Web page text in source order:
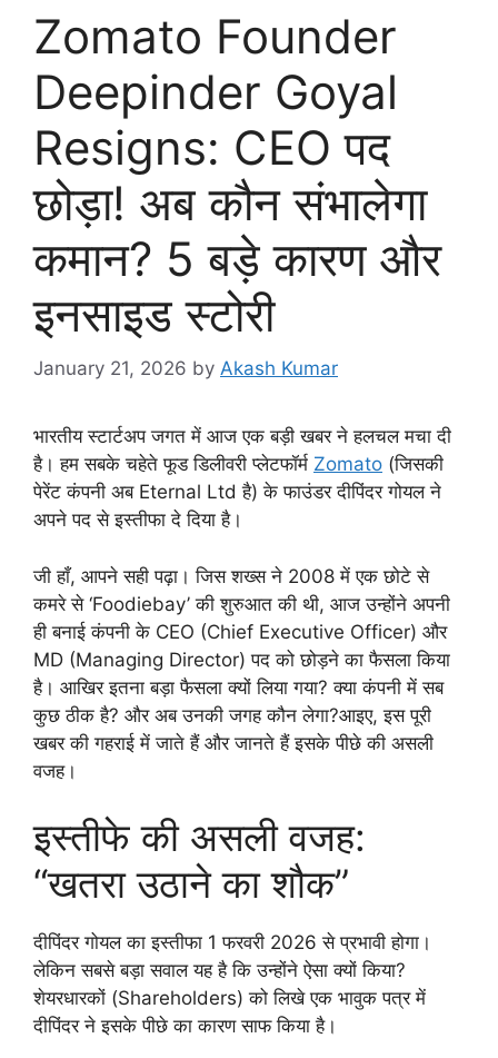
Zomato Founder
Deepinder Goyal
Resigns: CEO पद
छोड़ा! अब कौन संभालेगा
कमान? 5 बड़े कारण और
इनसाइड स्टोरी
January 21, 2026 by Akash Kumar
भारतीय स्टार्टअप जगत में आज एक बड़ी खबर ने हलचल मचा दी
है। हम सबके चहेते फूड डिलीवरी प्लेटफॉर्म Zomato (जिसकी
पेरेंट कंपनी अब Eternal Ltd है) के फाउंडर दीपिंदर गोयल ने
अपने पद से इस्तीफा दे दिया है।
जी हाँ, आपने सही पढ़ा। जिस शख्स ने 2008 में एक छोटे से
कमरे से ‘Foodiebay’ की शुरुआत की थी, आज उन्होंने अपनी
ही बनाई कंपनी के CEO (Chief Executive Officer) और
MD (Managing Director) पद को छोड़ने का फैसला किया
है। आखिर इतना बड़ा फैसला क्यों लिया गया? क्या कंपनी में सब
कुछ ठीक है? और अब उनकी जगह कौन लेगा?आइए, इस पूरी
खबर की गहराई में जाते हैं और जानते हैं इसके पीछे की असली
वजह।
इस्तीफे की असली वजह:
“खतरा उठाने का शौक”
दीपिंदर गोयल का इस्तीफा 1 फरवरी 2026 से प्रभावी होगा।
लेकिन सबसे बड़ा सवाल यह है कि उन्होंने ऐसा क्यों किया?
शेयरधारकों (Shareholders) को लिखे एक भावुक पत्र में
दीपिंदर ने इसके पीछे का कारण साफ किया है।